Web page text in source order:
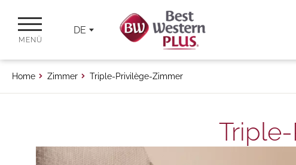
MENÜ
DE
Home Zimmer Triple-Privilège-Zimmer